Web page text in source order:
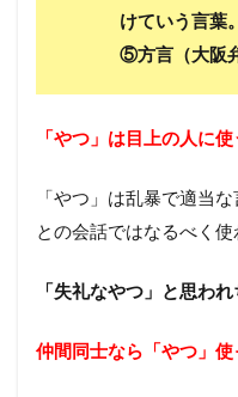
けていう言葉。
⑤方言（大阪
「やつ」は目上の人に
「やつ」は乱暴で適当
との会話ではなるべく使
「失礼なやつ」と思わ
仲間同士なら「やつ」使